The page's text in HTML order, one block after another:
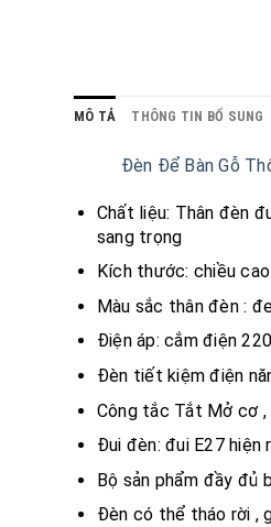
MÔ TẢ THÔNG TIN BỔ SUNG
Đèn Để Bàn Gỗ
Chất liệu: Thân đèn
sang trọng
Kích thước: chiều
Màu sắc thân đèn :
Điện áp: cắm điện
Đèn tiết kiệm điện
Công tắc Tắt Mở cơ
Đui đèn: đui E27
Bộ sản phẩm đầy đủ
Đèn có thể tháo rời ,